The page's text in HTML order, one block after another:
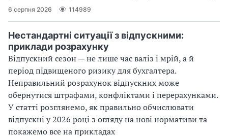
6 серпня 2026 114989
Нестандартні ситуації з відпускними:
приклади розрахунку
Відпускний сезон — не лише час валіз і мрій, а й
період підвищеного ризику для бухгалтера.
Неправильний розрахунок відпускних може
обернутися штрафами, конфліктами і перерахунками.
У статті розглянемо, як правильно обчислювати
відпускні у 2026 році з огляду на нові нормативи та
покажемо все на прикладах